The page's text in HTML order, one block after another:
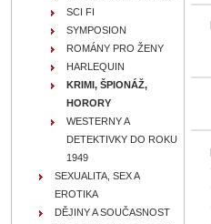
SCI FI
SYMPOSION
ROMÁNY PRO ŽENY
HARLEQUIN
KRIMI, ŠPIONÁŽ,
HORORY
WESTERNY A
DETEKTIVKY DO ROKU
1949
SEXUALITA, SEX A
EROTIKA
DĚJINY A SOUČASNOST